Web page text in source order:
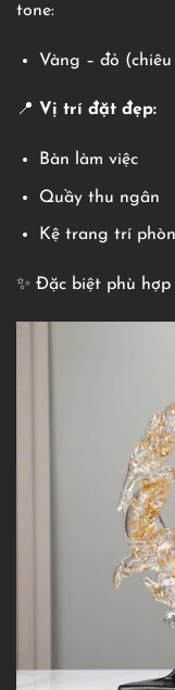
tone:
Vàng – đỏ
📍 Vị trí đặt đẹp:
Bàn làm việc
Quầy thu ngân
Kệ trang trí
✨ Đặc biệt phù